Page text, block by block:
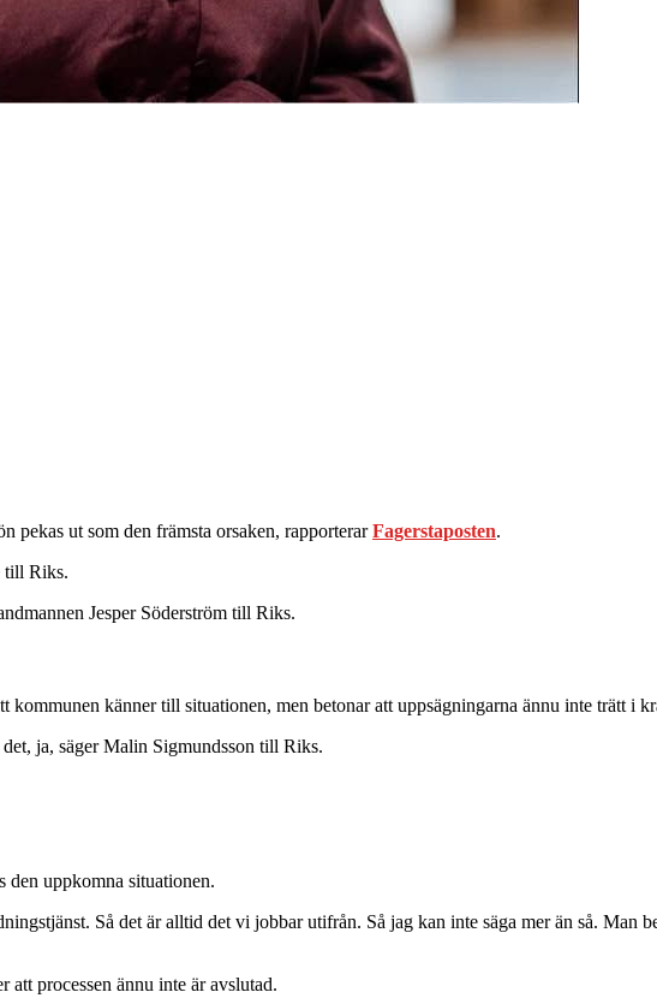
pekas ut som den främsta orsaken, rapporterarFagerstaposten.
till Riks.
Jesper Söderström till Riks.
känner till situationen, men betonar att uppsägningarna ännu inte trätt i
ja, säger Malin Sigmundsson till Riks.
den uppkomna situationen.
Så det är alltid det vi jobbar utifrån. Så jag kan inte säga mer än så. Man
processen ännu inte är avslutad.